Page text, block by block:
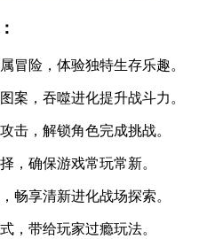
冒险，体验独特生存乐趣。
案，吞噬进化提升战斗力。
击，解锁角色完成挑战。
，确保游戏常玩常新。
畅享清新进化战场探索。
，带给玩家过瘾玩法。